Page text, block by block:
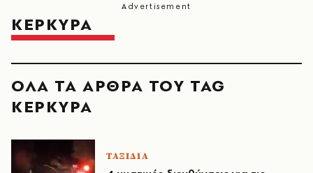
ΚΕΡΚΥΡΑ
ΟΛΑ ΤΑ ΑΡΘΡΑ ΤΟΥ TAG
ΚΕΡΚΥΡΑ
ΤΑΞΙΔΙΑ